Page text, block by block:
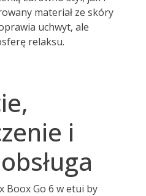
materiał ze skóry
uchwyt, ale
relaksu.
i
Boox Go 6 w etui by